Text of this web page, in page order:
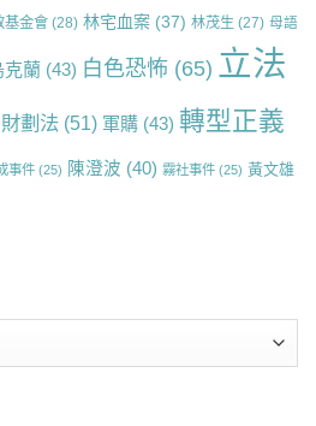
基金會 (28) 林宅血案 (37) 林茂生 (27) 母語
克蘭 (43) 白色恐怖 (65) 立法
財劃法 (51) 軍購 (43) 轉型正義
事件 (25) 陳澄波 (40) 霧社事件 (25) 黃文雄